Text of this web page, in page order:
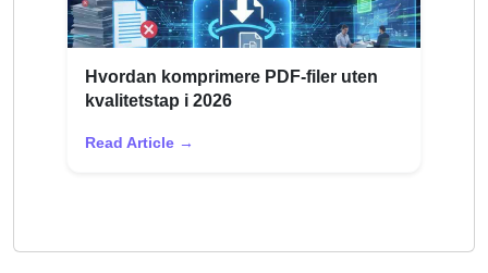
Hvordan komprimere PDF-filer uten
kvalitetstap i 2026
Read Article →